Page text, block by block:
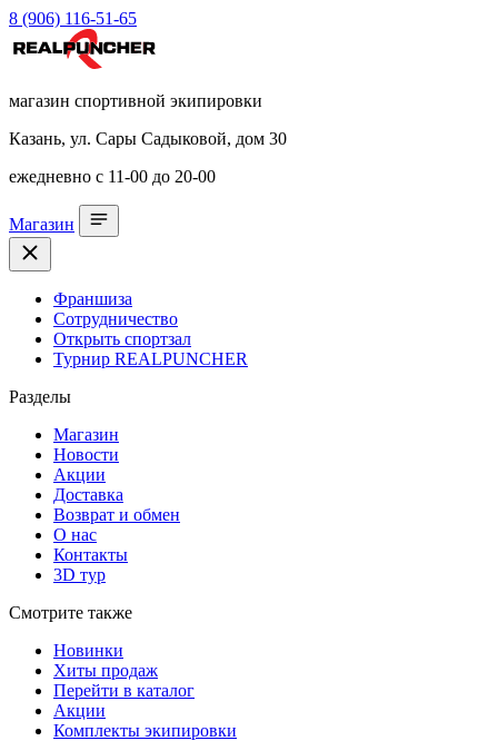
8 (906) 116-51-65
магазин спортивной экипировки
Казань, ул. Сары Садыковой, дом 30
ежедневно с 11-00 до 20-00
Магазин
Франшиза
Сотрудничество
Открыть спортзал
Турнир REALPUNCHER
Разделы
Магазин
Новости
Акции
Доставка
Возврат и обмен
О нас
Контакты
3D тур
Смотрите также
Новинки
Хиты продаж
Перейти в каталог
Акции
Комплекты экипировки